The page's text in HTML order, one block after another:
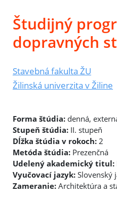
Študijný
dopravných
Stavebná fakulta ŽU
Žilinská univerzita v Žiline
Forma štúdia: denná,
Stupeň štúdia: II. stupeň
Dĺžka štúdia v rokoch: 2
Metóda štúdia: Prezenčná
Udelený akademický titul:
Vyučovací jazyk: Slovenský
Zameranie: Architektúra a